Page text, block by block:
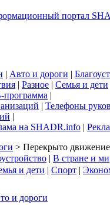
| Авто и дороги |
| Разное | Семья и дети
программа |
| Телефоны
|
на SHADR.info |
> Перекрыто
| В стране и
и дети | Спорт |
и дороги